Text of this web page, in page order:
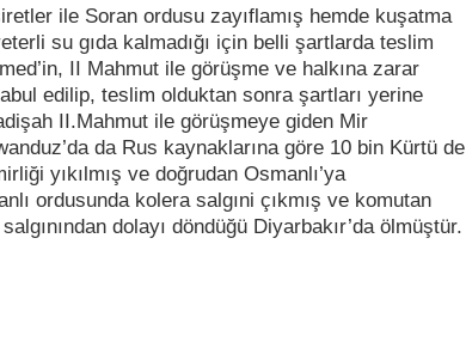
ile Soran ordusu zayıflamış hemde kuşatma
su gıda kalmadığı için belli şartlarda teslim
II Mahmut ile görüşme ve halkına zarar
edilip, teslim olduktan sonra şartları yerine
II.Mahmut ile görüşmeye giden Mir
da Rus kaynaklarına göre 10 bin Kürtü de
yıkılmış ve doğrudan Osmanlı’ya
ordusunda kolera salgıni çıkmış ve komutan
dolayı döndüğü Diyarbakır’da ölmüştür.